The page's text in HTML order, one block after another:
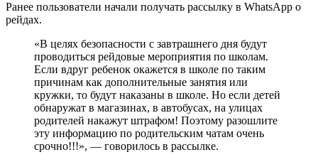
Ранее пользователи начали получать рассылку в WhatsApp о
рейдах.
«В целях безопасности с завтрашнего дня будут
проводиться рейдовые мероприятия по школам.
Если вдруг ребенок окажется в школе по таким
причинам как дополнительные занятия или
кружки, то будут наказаны в школе. Но если детей
обнаружат в магазинах, в автобусах, на улицах
родителей накажут штрафом! Поэтому разошлите
эту информацию по родительским чатам очень
срочно!!!», — говорилось в рассылке.